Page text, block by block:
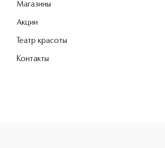
Магазины
Акции
Театр красоты
Контакты